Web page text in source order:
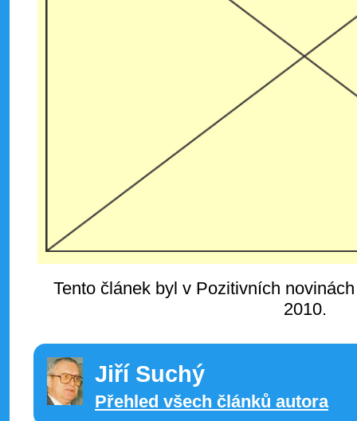
Tento článek byl v Pozitivních
2010.
Jiří Suchý
Přehled všech článků autora